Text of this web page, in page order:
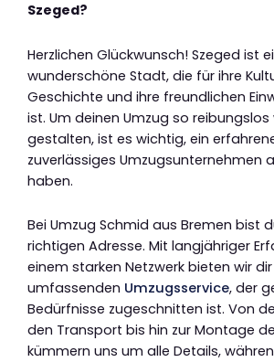
Szeged?
Herzlichen Glückwunsch! Szeged ist
wunderschöne Stadt, die für ihre
Geschichte und ihre freundlichen
ist. Um deinen Umzug so
gestalten, ist es wichtig, ein
zuverlässiges Umzugsunternehmen
haben.
Bei Umzug Schmid aus Bremen bist
richtigen Adresse. Mit langjähriger
einem starken Netzwerk bieten wir
umfassenden Umzugsservice, der
Bedürfnisse zugeschnitten ist. Von
den Transport bis hin zur Montage
kümmern uns um alle Details,